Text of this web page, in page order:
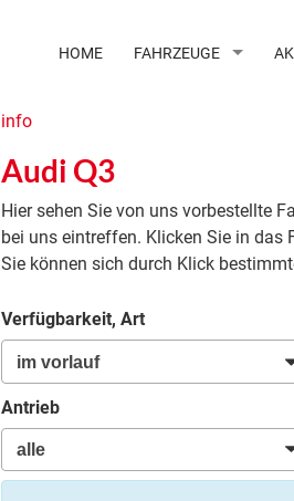
HOME FAHRZEUGE
info
Audi Q3
Hier sehen Sie von uns vorbestellte
bei uns eintreffen. Klicken Sie in das
Sie können sich durch Klick
Verfügbarkeit, Art
Antrieb